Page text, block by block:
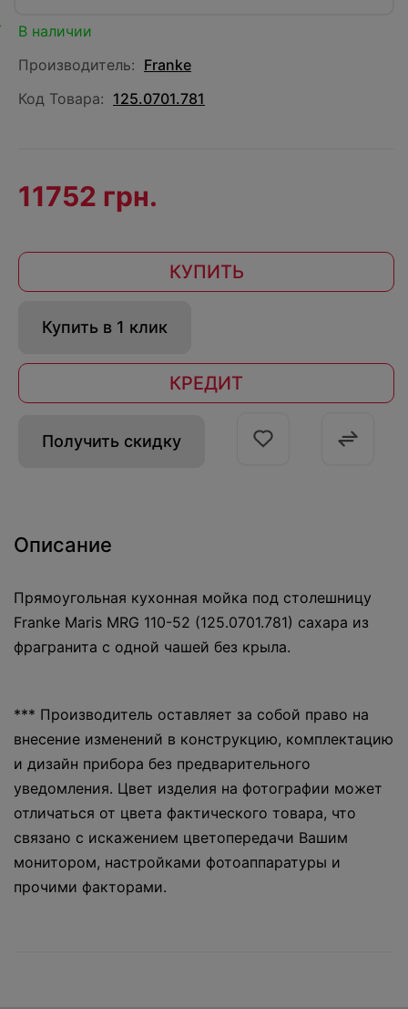
В наличии
Производитель: Franke
Код Товара: 125.0701.781
11752 грн.
КУПИТЬ
Купить в 1 клик
КРЕДИТ
Получить скидку
Описание
Прямоугольная кухонная мойка под столешницу
Franke Maris MRG 110-52 (125.0701.781) сахара из
фрагранита с одной чашей без крыла.
*** Производитель оставляет за собой право на
внесение изменений в конструкцию, комплектацию
и дизайн прибора без предварительного
уведомления. Цвет изделия на фотографии может
отличаться от цвета фактического товара, что
связано с искажением цветопередачи Вашим
монитором, настройками фотоаппаратуры и
прочими факторами.